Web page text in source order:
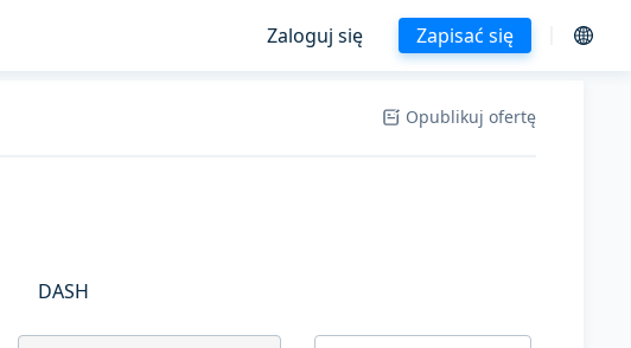
Zaloguj się Zapisać się
Opublikuj ofertę
DASH